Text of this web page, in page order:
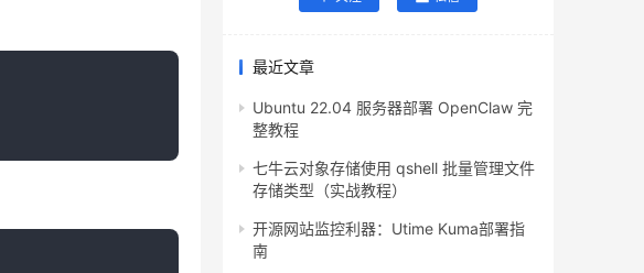
最近文章
Ubuntu 22.04 服务器部署 OpenClaw 完
整教程
七牛云对象存储使用 qshell 批量管理文件
存储类型（实战教程）
开源网站监控利器：Utime Kuma部署指
南